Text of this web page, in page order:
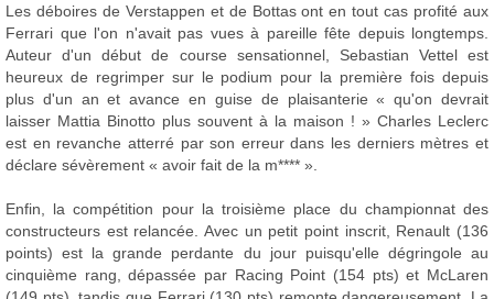
Les déboires de Verstappen et de Bottas ont en tout cas profité aux
Ferrari que l'on n'avait pas vues à pareille fête depuis longtemps.
Auteur d'un début de course sensationnel, Sebastian Vettel est
heureux de regrimper sur le podium pour la première fois depuis
plus d'un an et avance en guise de plaisanterie « qu'on devrait
laisser Mattia Binotto plus souvent à la maison ! » Charles Leclerc
est en revanche atterré par son erreur dans les derniers mètres et
déclare sévèrement « avoir fait de la m**** ».
Enfin, la compétition pour la troisième place du championnat des
constructeurs est relancée. Avec un petit point inscrit, Renault (136
points) est la grande perdante du jour puisqu'elle dégringole au
cinquième rang, dépassée par Racing Point (154 pts) et McLaren